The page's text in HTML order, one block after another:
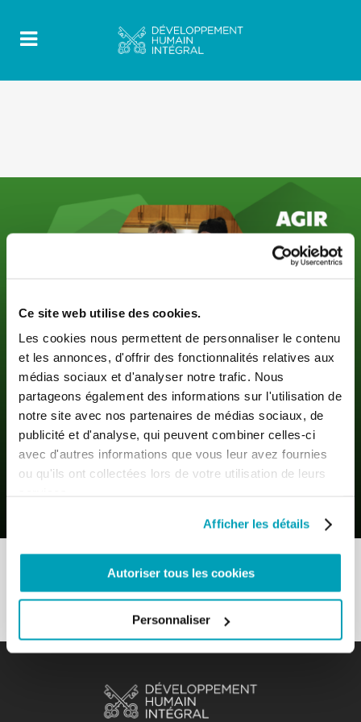
Ce site web utilise des cookies.
Les cookies nous permettent de personnaliser le contenu
et les annonces, d'offrir des fonctionnalités relatives aux
médias sociaux et d'analyser notre trafic. Nous
partageons également des informations sur l'utilisation de
notre site avec nos partenaires de médias sociaux, de
publicité et d'analyse, qui peuvent combiner celles-ci
avec d'autres informations que vous leur avez fournies
ou qu'ils ont collectées lors de votre utilisation de leurs
Afficher les détails
Autoriser tous les cookies
Personnaliser
8 Août 2023| ByMrclient | 0
Comments |